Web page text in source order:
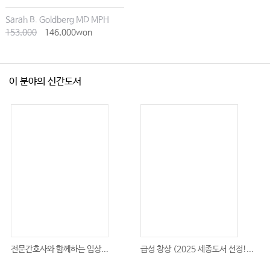
Sarah B. Goldberg MD MPH
153,000
146,000won
이 분야의 신간도서
전문간호사와 함께하는 임상... 급성 창상 (2025 세종도서 선정!...